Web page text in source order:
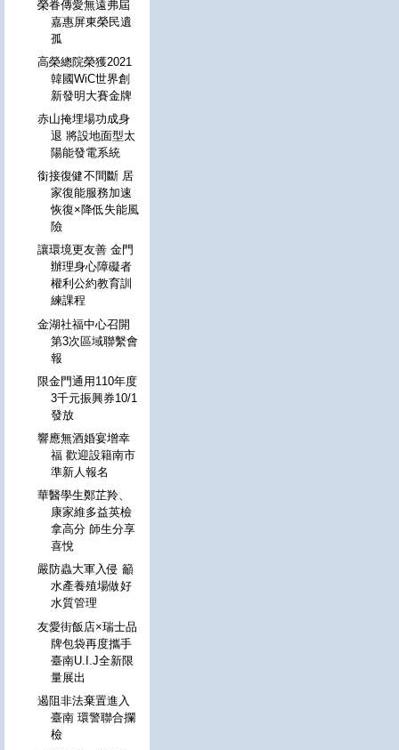
榮眷傳愛無遠弗屆
嘉惠屏東榮民遺
孤
高榮總院榮獲2021
韓國WiC世界創
新發明大賽金牌
赤山掩埋場功成身
退 將設地面型太
陽能發電系統
銜接復健不間斷 居
家復能服務加速
恢復×降低失能風
險
讓環境更友善 金門
辦理身心障礙者
權利公約教育訓
練課程
金湖社福中心召開
第3次區域聯繫會
報
限金門通用110年度
3千元振興券10/1
發放
響應無酒婚宴增幸
福 歡迎設籍南市
準新人報名
華醫學生鄭芷羚、
康家維多益英檢
拿高分 師生分享
喜悅
嚴防蟲大軍入侵 籲
水產養殖場做好
水質管理
友愛街飯店×瑞士品
牌包袋再度攜手
臺南U.I.J全新限
量展出
遏阻非法棄置進入
臺南 環警聯合攔
檢